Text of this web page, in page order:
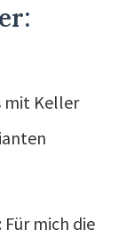
mit Keller
mich die